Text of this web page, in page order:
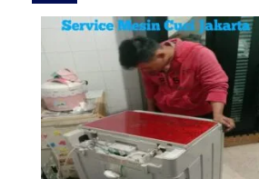
Mesin
Cuci
1
Tabung
Jakarta
Terpercaya